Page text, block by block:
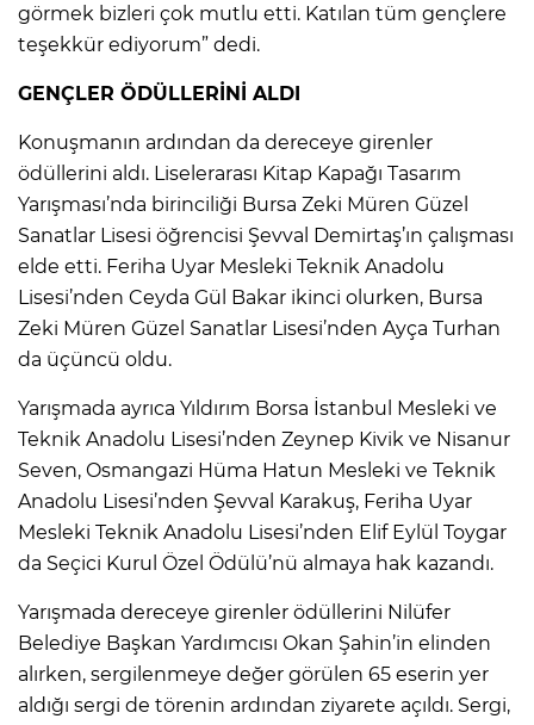
görmek bizleri çok mutlu etti. Katılan tüm gençlere
teşekkür ediyorum” dedi.
GENÇLER ÖDÜLLERİNİ ALDI
Konuşmanın ardından da dereceye girenler
ödüllerini aldı. Liselerarası Kitap Kapağı Tasarım
Yarışması’nda birinciliği Bursa Zeki Müren Güzel
Sanatlar Lisesi öğrencisi Şevval Demirtaş’ın çalışması
elde etti. Feriha Uyar Mesleki Teknik Anadolu
Lisesi’nden Ceyda Gül Bakar ikinci olurken, Bursa
Zeki Müren Güzel Sanatlar Lisesi’nden Ayça Turhan
da üçüncü oldu.
Yarışmada ayrıca Yıldırım Borsa İstanbul Mesleki ve
Teknik Anadolu Lisesi’nden Zeynep Kivik ve Nisanur
Seven, Osmangazi Hüma Hatun Mesleki ve Teknik
Anadolu Lisesi’nden Şevval Karakuş, Feriha Uyar
Mesleki Teknik Anadolu Lisesi’nden Elif Eylül Toygar
da Seçici Kurul Özel Ödülü’nü almaya hak kazandı.
Yarışmada dereceye girenler ödüllerini Nilüfer
Belediye Başkan Yardımcısı Okan Şahin’in elinden
alırken, sergilenmeye değer görülen 65 eserin yer
aldığı sergi de törenin ardından ziyarete açıldı. Sergi,